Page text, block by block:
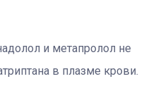
и метапролол не
в плазме крови.